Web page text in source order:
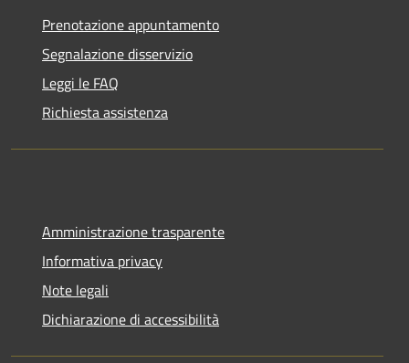
Prenotazione appuntamento
Segnalazione disservizio
Leggi le FAQ
Richiesta assistenza
Amministrazione trasparente
Informativa privacy
Note legali
Dichiarazione di accessibilità